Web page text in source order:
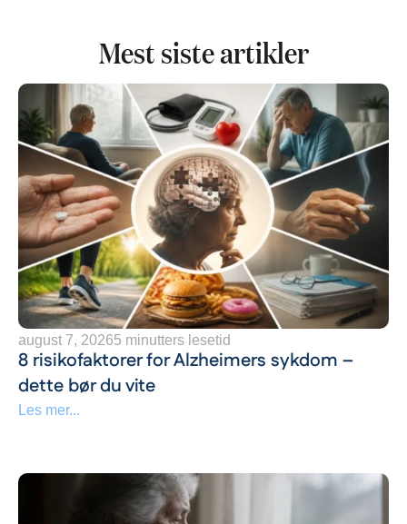
Mest siste artikler
august 7, 20265 minutters lesetid
8 risikofaktorer for Alzheimers sykdom –
dette bør du vite
Les mer...